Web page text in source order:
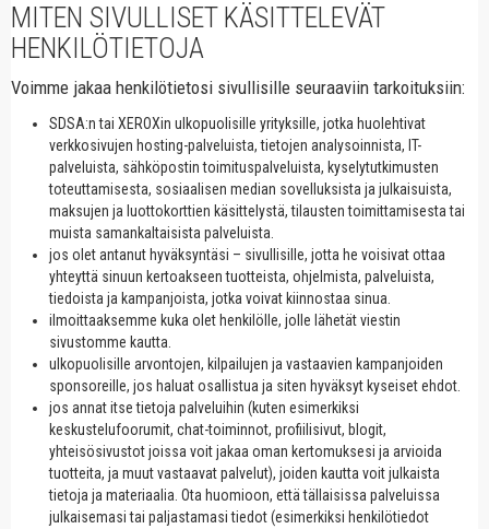
MITEN SIVULLISET KÄSITTELEVÄT
HENKILÖTIETOJA
Voimme jakaa henkilötietosi sivullisille seuraaviin tarkoituksiin:
SDSA:n tai XEROXin ulkopuolisille yrityksille, jotka huolehtivat
verkkosivujen hosting-palveluista, tietojen analysoinnista, IT-
palveluista, sähköpostin toimituspalveluista, kyselytutkimusten
toteuttamisesta, sosiaalisen median sovelluksista ja julkaisuista,
maksujen ja luottokorttien käsittelystä, tilausten toimittamisesta tai
muista samankaltaisista palveluista.
jos olet antanut hyväksyntäsi – sivullisille, jotta he voisivat ottaa
yhteyttä sinuun kertoakseen tuotteista, ohjelmista, palveluista,
tiedoista ja kampanjoista, jotka voivat kiinnostaa sinua.
ilmoittaaksemme kuka olet henkilölle, jolle lähetät viestin
sivustomme kautta.
ulkopuolisille arvontojen, kilpailujen ja vastaavien kampanjoiden
sponsoreille, jos haluat osallistua ja siten hyväksyt kyseiset ehdot.
jos annat itse tietoja palveluihin (kuten esimerkiksi
keskustelufoorumit, chat-toiminnot, profiilisivut, blogit,
yhteisösivustot joissa voit jakaa oman kertomuksesi ja arvioida
tuotteita, ja muut vastaavat palvelut), joiden kautta voit julkaista
tietoja ja materiaalia. Ota huomioon, että tällaisissa palveluissa
julkaisemasi tai paljastamasi tiedot (esimerkiksi henkilötiedot